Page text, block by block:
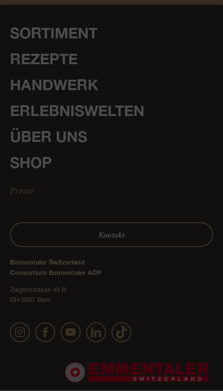
SORTIMENT
REZEPTE
HANDWERK
ERLEBNISWELTEN
ÜBER UNS
SHOP
Presse
Kontakt
Emmentaler Switzerland
Consortium Emmentaler AOP
Zieglerstrasse 43 B
CH-3007 Bern